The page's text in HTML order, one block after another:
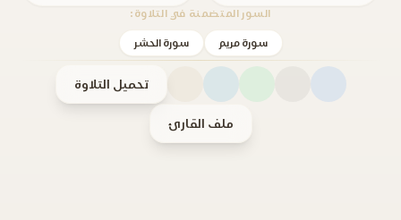
السور المتضمنة في التلاوة:
سورة مريم سورة الحشر
تحميل التلاوة
ملف القارئ